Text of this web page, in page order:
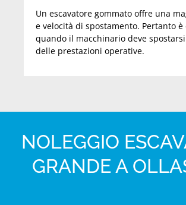
Un escavatore gommato offre una
e velocità di spostamento. Pertanto
quando il macchinario deve
delle prestazioni operative.
NOLEGGIO
GRANDE A